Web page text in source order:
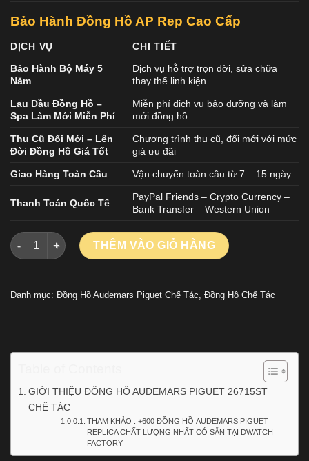
Bảo Hành Đồng Hồ AP Rep Cao Cấp
DỊCH VỤ
CHI TIẾT
Bảo Hành Bộ Máy 5
Năm
Dịch vụ hỗ trợ trọn đời, sửa chữa
thay thế linh kiện
Lau Dầu Đồng Hồ –
Spa Làm Mới Miễn Phí
Miễn phí dịch vụ bảo dưỡng và làm
mới đồng hồ
Thu Cũ Đổi Mới – Lên
Đời Đồng Hồ Giá Tốt
Chương trình thu cũ, đổi mới với mức
giá ưu đãi
Giao Hàng Toàn Cầu Vận chuyển toàn cầu từ 7 – 15 ngày
Thanh Toán Quốc Tế
PayPal Friends – Crypto Currency –
Bank Transfer – Western Union
ĐỒNG HỒ AUDEMARS PIGUET ROYAL OAK 26715ST CHẾ
THÊM VÀO GIỎ HÀNG
Danh mục: Đồng Hồ Audemars Piguet Chế Tác Đồng Hồ Chế Tác
GIỚI THIỆU ĐỒNG HỒ AUDEMARS PIGUET 26715ST
CHẾ TÁC
THAM KHẢO : +600 ĐỒNG HỒ AUDEMARS PIGUET
REPLICA CHẤT LƯỢNG NHẤT CÓ SẴN TẠI DWATCH
FACTORY